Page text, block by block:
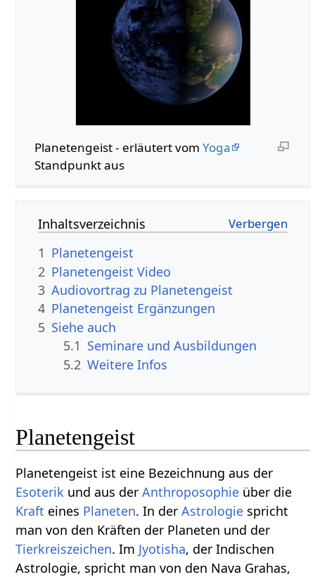
Planetengeist - erläutert vom Yoga
Standpunkt aus
Inhaltsverzeichnis
1 Planetengeist
2 Planetengeist Video
3 Audiovortrag zu Planetengeist
4 Planetengeist Ergänzungen
5 Siehe auch
5.1 Seminare und Ausbildungen
5.2 Weitere Infos
Planetengeist
Planetengeist ist eine Bezeichnung aus der
Esoterik und aus derAnthroposophie über die
Kraft eines Planeten. In derAstrologie spricht
man von den Kräften der Planeten und der
Tierkreiszeichen. Im Jyotisha, der Indischen
Astrologie, spricht man von den Nava Grahas,